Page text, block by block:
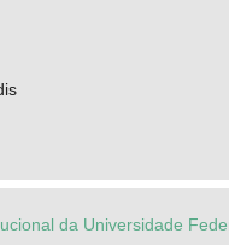
da Universidade